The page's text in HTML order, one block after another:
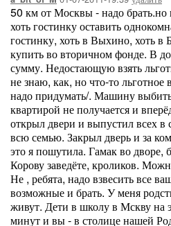
50 км от Москвы - надо
хоть гостинку оставить
гостинку, хоть в Выхино, хоть в
купить во вторичном фонде. В
сумму. Недостающую взять
не знаю, как, но что-то льготное
надо придумать/. Машину
квартирой не получается и
открыл двери и выпустил всех в
всю семью. Закрыл дверь и за
это я пошутила. Гамак во дворе,
Корову заведёте, кроликов.
Не , ребята, надо взвесить все
возможные и брать. У меня
живут. Дети в школу в Мскву на
минут и вы - в столице нашей